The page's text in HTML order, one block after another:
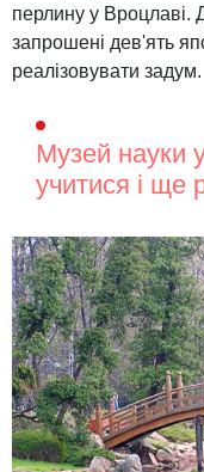
перлину у Вроцлаві.
запрошені дев'ять
реалізовувати задум.
Музей науки
учитися і ще